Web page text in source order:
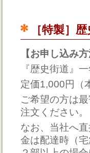
［特製］
【お申し込み方
『歴史街道』
定価1,000円（
ご希望の方は
注文ください。
なお、当社へ
金は配達時（